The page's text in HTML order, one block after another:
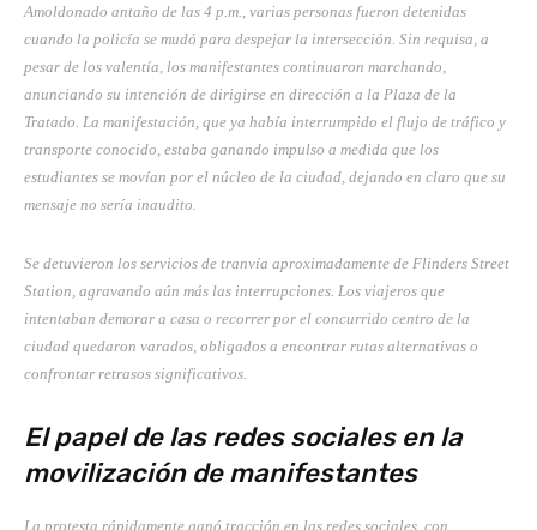
Amoldonado antaño de las 4 p.m., varias personas fueron detenidas
cuando la policía se mudó para despejar la intersección. Sin requisa, a
pesar de los valentía, los manifestantes continuaron marchando,
anunciando su intención de dirigirse en dirección a la Plaza de la
Tratado. La manifestación, que ya había interrumpido el flujo de tráfico y
transporte conocido, estaba ganando impulso a medida que los
estudiantes se movían por el núcleo de la ciudad, dejando en claro que su
mensaje no sería inaudito.
Se detuvieron los servicios de tranvía aproximadamente de Flinders Street
Station, agravando aún más las interrupciones. Los viajeros que
intentaban demorar a casa o recorrer por el concurrido centro de la
ciudad quedaron varados, obligados a encontrar rutas alternativas o
confrontar retrasos significativos.
El papel de las redes sociales en la
movilización de manifestantes
La protesta rápidamente ganó tracción en las redes sociales, con